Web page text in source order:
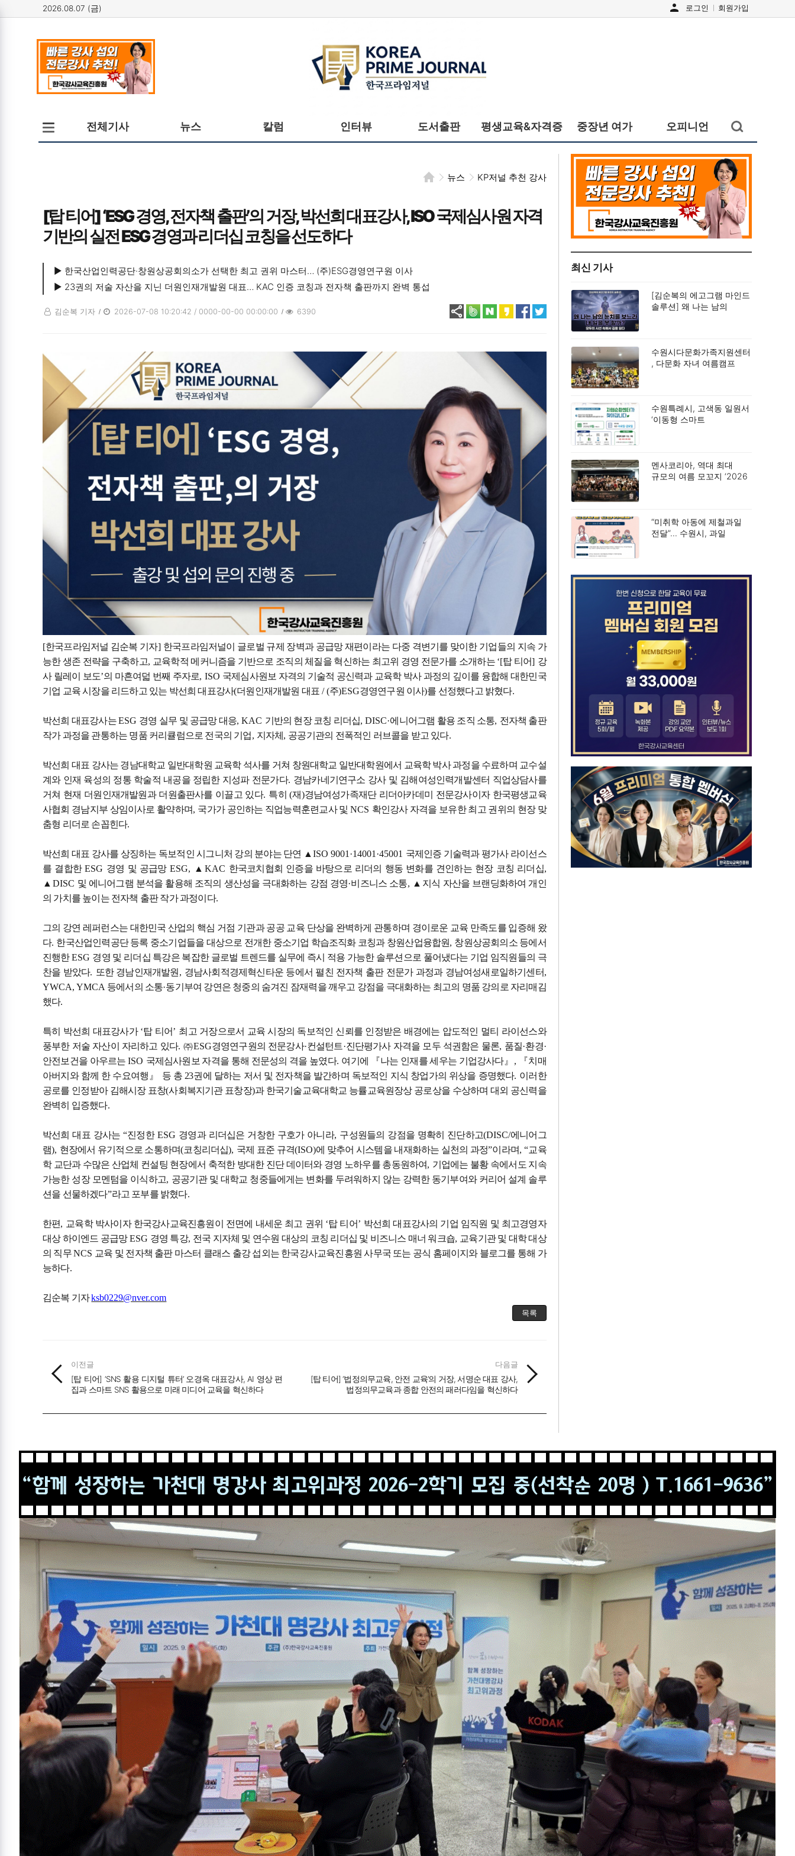
2026.08.07 (금) person 로그인 회원가입
한국프라임저널
전체메뉴
열기/
닫기
전체기사 뉴스 칼럼 인터뷰 도서출판 평생교육&자격증 중장년 여가 오피니언 검색창
열기/
닫기
뉴
뉴스 KP저널 추천 강사
[탑 티어] ‘ESG 경영, 전자책 출판’의 거장, 박선희 대표강사, ISO 국제심사원 자격
기반의 실전 ESG 경영과 리더십 코칭을 선도하다
▶ 한국산업인력공단·창원상공회의소가 선택한 최고 권위 마스터… (주)ESG경영연구원 이사
▶ 23권의 저술 자산을 지닌 더원인재개발원 대표… KAC 인증 코칭과 전자책 출판까지 완벽 통섭
김순복 기자 2026-07-08 10:20:42 / 0000-00-00 00:00:00 6390
[한국프라임저널 김순복 기자] 한국프라임저널이 글로벌 규제 장벽과 공급망 재편이라는 다중 격변기를 맞이한 기업들의 지속 가
능한 생존 전략을 구축하고, 교육학적 메커니즘을 기반으로 조직의 체질을 혁신하는 최고위 경영 전문가를 소개하는 ‘[탑 티어] 강
사 릴레이 보도’의 마흔여덟 번째 주자로, ISO 국제심사원보 자격의 기술적 공신력과 교육학 박사 과정의 깊이를 융합해 대한민국
기업 교육 시장을 리드하고 있는 박선희 대표강사(더원인재개발원 대표 / (주)ESG경영연구원 이사)를 선정했다고 밝혔다.
박선희 대표강사는ESG 경영 실무 및 공급망 대응, KAC 기반의 현장 코칭 리더십, DISC·에니어그램 활용 조직 소통, 전자책 출판
작가 과정을 관통하는 명품 커리큘럼으로 전국의 기업, 지자체 , 공공기관의 전폭적인 러브콜을 받고 있다.
박선희 대표 강사는 경남대학교 일반대학원 교육학 석사를 거쳐 창원대학교 일반대학원에서 교육학 박사 과정을 수료하며 교수설
계와 인재 육성의 정통 학술적 내공을 정립한 지성파 전문가다. 경남카네기연구소 강사 및 김해여성인력개발센터 직업상담사를
거쳐 현재 더원인재개발원과 더원출판사를 이끌고 있다. 특히(재)경남여성가족재단 리더아카데미 전문강사이자 한국평생교육
사협회 경남지부 상임이사로 활약하며, 국가가 공인하는 직업능력훈련교사 및NCS 확인강사 자격을 보유한 최고 권위의 현장 맞
춤형 리더로 손꼽힌다.
박선희 대표 강사를 상징하는 독보적인 시그니처 강의 분야는 단연 ▲ISO 9001·14001·45001 국제인증 기술력과 평가사 라이선스
를 결합한ESG 경영 및 공급망 ESG, ▲ KAC 한국코치협회 인증을 바탕으로 리더의 행동 변화를 견인하는 현장 코칭 리더십,
▲ DISC 및 에니어그램 분석을 활용해 조직의 생산성을 극대화하는 강점 경영·비즈니스 소통, ▲ 지식 자산을 브랜딩화하여 개인
의 가치를 높이는 전자책 출판 작가 과정이다.
그의 강연 레퍼런스는 대한민국 산업의 핵심 거점 기관과 공공 교육 단상을 완벽하게 관통하며 경이로운 교육 만족도를 입증해 왔
다. 한국산업인력공단 등록 중소기업들을 대상으로 전개한 중소기업 학습조직화 코칭과 창원산업융합원, 창원상공회의소 등에서
진행한ESG 경영 및 리더십 특강은 복잡한 글로벌 트렌드를 실무에 즉시 적용 가능한 솔루션으로 풀어냈다는 기업 임직원들의 극
찬을 받았다. 또한 경남인재개발원 , 경남사회적경제혁신타운 등에서 펼친 전자책 출판 전문가 과정과 경남여성새로일하기센터,
YWCA, YMCA 등에서의 소통·동기부여 강연은 청중의 숨겨진 잠재력을 깨우고 강점을 극대화하는 최고의 명품 강의로 자리매김
했다.
특히 박선희 대표강사가 ‘탑 티어’ 최고 거장으로서 교육 시장의 독보적인 신뢰를 인정받은 배경에는 압도적인 멀티 라이선스와
풍부한 저술 자산이 자리하고 있다. ㈜ESG경영연구원의 전문강사·컨설턴트·진단평가사 자격을 모두 석권함은 물론, 품질·환경·
안전보건을 아우르는ISO 국제심사원보 자격을 통해 전문성의 격을 높였다. 여기에 『나는 인재를 세우는 기업강사다』 , 『치매
아버지와 함께 한 수요여행 』 등 총 23권에 달하는 저서 및 전자책을 발간하며 독보적인 지식 창업가의 위상을 증명했다. 이러한
공로를 인정받아 김해시장 표창(사회복지기관 표창장)과 한국기술교육대학교 능률교육원장상 공로상을 수상하며 대외 공신력을
완벽히 입증했다.
박선희 대표 강사는“진정한 ESG 경영과 리더십은 거창한 구호가 아니라, 구성원들의 강점을 명확히 진단하고(DISC/에니어그
램), 현장에서 유기적으로 소통하며(코칭리더십), 국제 표준 규격(ISO)에 맞추어 시스템을 내재화하는 실천의 과정”이라며, “교육
학 교단과 수많은 산업체 컨설팅 현장에서 축적한 방대한 진단 데이터와 경영 노하우를 총동원하여, 기업에는 불황 속에서도 지속
가능한 성장 모멘텀을 이식하고, 공공기관 및 대학교 청중들에게는 변화를 두려워하지 않는 강력한 동기부여와 커리어 설계 솔루
션을 선물하겠다”라고 포부를 밝혔다.
한편, 교육학 박사이자 한국강사교육진흥원이 전면에 내세운 최고 권위 ‘탑 티어’ 박선희 대표강사의 기업 임직원 및 최고경영자
대상 하이엔드 공급망ESG 경영 특강, 전국 지자체 및 연수원 대상의 코칭 리더십 및 비즈니스 매너 워크숍, 교육기관 및 대학 대상
의 직무NCS 교육 및 전자책 출판 마스터 클래스 출강 섭외는 한국강사교육진흥원 사무국 또는 공식 홈페이지와 블로그를 통해 가
능하다.
김순복 기자ksb0229@nver.com
목록
이전글
[탑 티어] ‘SNS 활용 디지털 튜터’ 오경옥 대표강사, AI 영상 편
집과 스마트 SNS 활용으로 미래 미디어 교육을 혁신하다
다음글
[탑 티어] ‘법정의무교육, 안전 교육’의 거장, 서명순 대표 강사,
법정의무교육과 종합 안전의 패러다임을 혁신하다
최신 기사
[김순복의 에고그램 마인드
솔루션] 왜 나는 남의
수원시다문화가족지원센터
, 다문화 자녀 여름캠프
수원특례시, 고색동 일원서
‘이동형 스마트
멘사코리아, 역대 최대
규모의 여름 모꼬지 ‘2026
“미취학 아동에 제철과일
전달”… 수원시, 과일